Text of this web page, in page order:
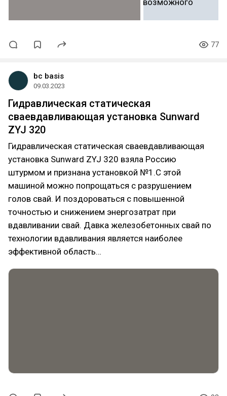
77
bc basis
09.03.2023
Гидравлическая статическая
сваевдавливающая установка Sunward
ZYJ 320
Гидравлическая статическая сваевдавливающая
установка Sunward ZYJ 320 взяла Россию
штурмом и признана установкой №1.С этой
машиной можно попрощаться с разрушением
голов свай. И поздороваться с повышенной
точностью и снижением энергозатрат при
вдавливании свай. Давка железобетонных свай по
технологии вдавливания является наиболее
эффективной область…